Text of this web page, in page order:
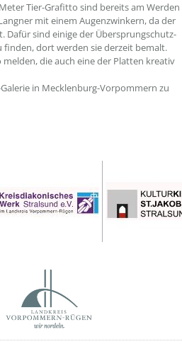
Tier-Grafitto sind bereits am Werden
mit einem Augenzwinkern, da der
Dafür sind einige der Übersprungschutz-
finden, dort werden sie derzeit bemalt.
die auch eine der Platten kreativ
in Mecklenburg-Vorpommern zu